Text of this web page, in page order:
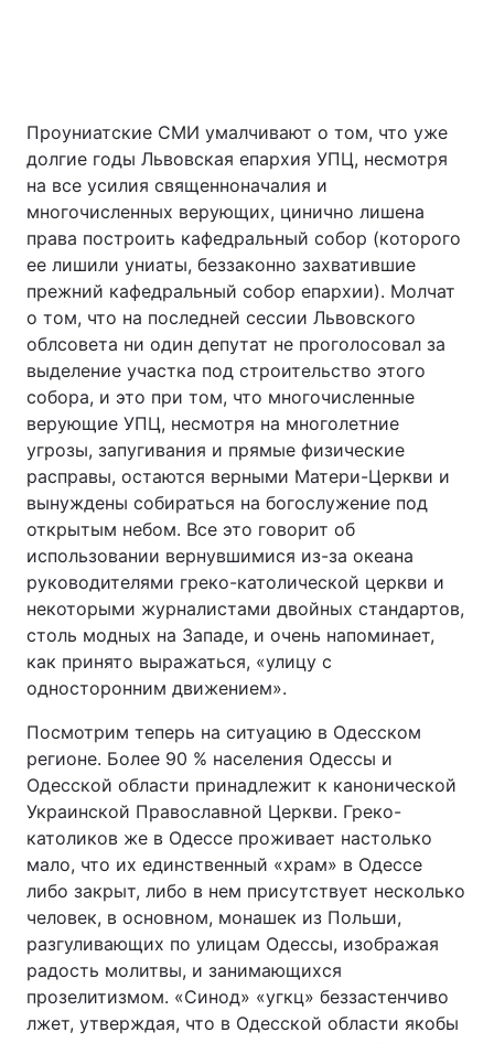
Проуниатские СМИ умалчивают о том, что уже
долгие годы Львовская епархия УПЦ, несмотря
на все усилия священноначалия и
многочисленных верующих, цинично лишена
права построить кафедральный собор (которого
ее лишили униаты, беззаконно захватившие
прежний кафедральный собор епархии). Молчат
о том, что на последней сессии Львовского
облсовета ни один депутат не проголосовал за
выделение участка под строительство этого
собора, и это при том, что многочисленные
верующие УПЦ, несмотря на многолетние
угрозы, запугивания и прямые физические
расправы, остаются верными Матери-Церкви и
вынуждены собираться на богослужение под
открытым небом. Все это говорит об
использовании вернувшимися из-за океана
руководителями греко-католической церкви и
некоторыми журналистами двойных стандартов,
столь модных на Западе, и очень напоминает,
как принято выражаться, «улицу с
односторонним движением».
Посмотрим теперь на ситуацию в Одесском
регионе. Более 90 % населения Одессы и
Одесской области принадлежит к канонической
Украинской Православной Церкви. Греко-
католиков же в Одессе проживает настолько
мало, что их единственный «храм» в Одессе
либо закрыт, либо в нем присутствует несколько
человек, в основном, монашек из Польши,
разгуливающих по улицам Одессы, изображая
радость молитвы, и занимающихся
прозелитизмом. «Синод» «угкц» беззастенчиво
лжет, утверждая, что в Одесской области якобы